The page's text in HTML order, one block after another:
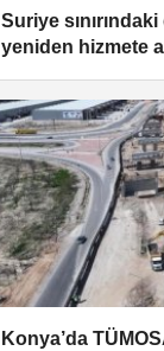
Suriye
yeniden hizmete
Konya’da